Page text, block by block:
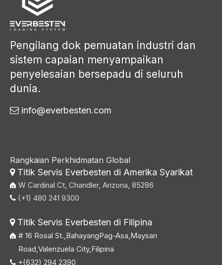
Pengilang dok pemuatan industri dan
sistem capaian menyampaikan
penyelesaian bersepadu di seluruh
dunia.
 info@everbesten.com
Rangkaian Perkhidmatan Global
Titik Servis Everbesten di Amerika Syarikat
W Cardinal Ct, Chandler, Arizona, 85286
 (+1) 480 241 9300
Titik Servis Everbesten di Filipina
# 16 Rosal St.,BahayangPag-Asa,Maysan
Road,Valenzuela City,Filipina
 +(632) 294 2390